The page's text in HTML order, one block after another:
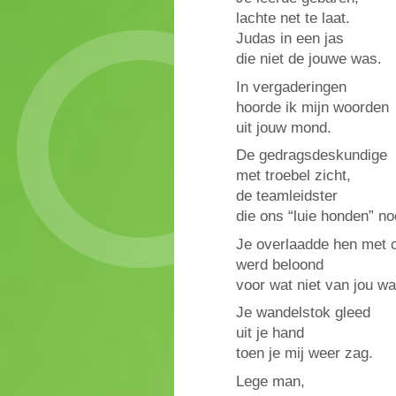
lachte net te laat.
Judas in een jas
die niet de jouwe was.
In vergaderingen
hoorde ik mijn woorden
uit jouw mond.
De gedragsdeskundige
met troebel zicht,
de teamleidster
die ons “luie honden”
Je overlaadde hen met
werd beloond
voor wat niet van jou
Je wandelstok gleed
uit je hand
toen je mij weer zag.
Lege man,